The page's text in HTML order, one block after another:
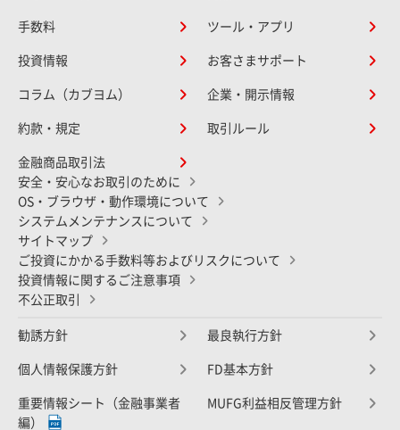
手数料 ツール・アプリ
投資情報 お客さまサポート
コラム（カブヨム） 企業・開示情報
約款・規定 取引ルール
金融商品取引法
安全・安心なお取引のために
OS・ブラウザ・動作環境について
システムメンテナンスについて
サイトマップ
ご投資にかかる手数料等およびリスクについて
投資情報に関するご注意事項
不公正取引
勧誘方針 最良執行方針
個人情報保護方針 FD基本方針
重要情報シート（金融事業者
編）
MUFG利益相反管理方針